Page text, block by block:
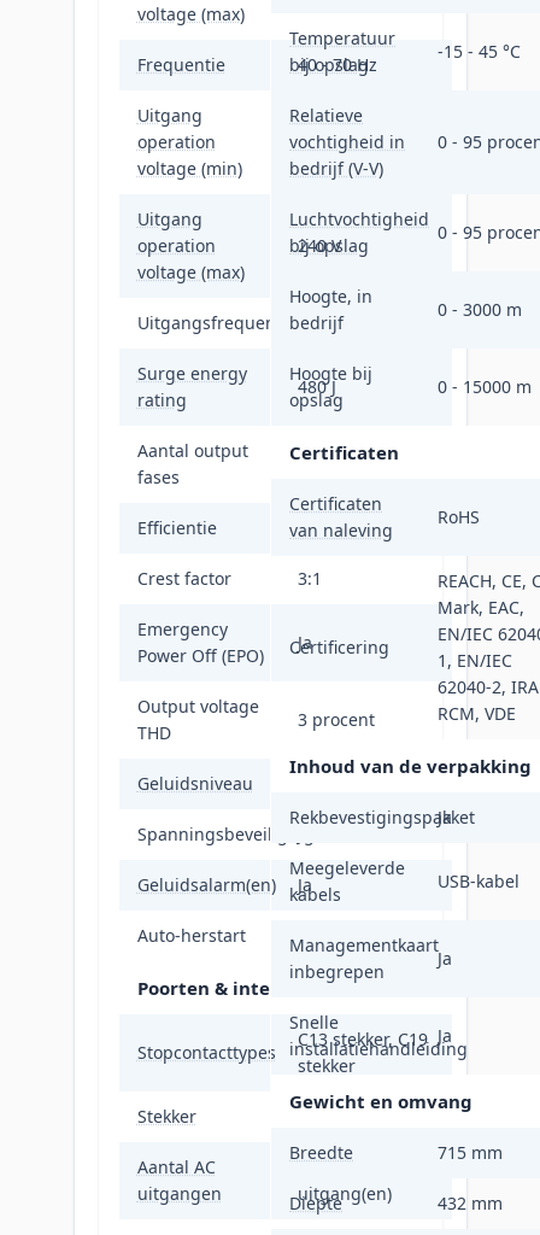
voltage (max)
Frequentie 40 - 70 Hz
Uitgang
operation
voltage (min)
220 V
Uitgang
operation
voltage (max)
240 V
Uitgangsfrequentieregeling
50/60 Hz
Surge energy
rating
480 J
Aantal output
fases
1
Efficientie 94,8 procent
Crest factor 3:1
Emergency
Power Off (EPO)
Ja
Output voltage
THD
3 procent
Geluidsniveau
Spanningsbeveiliging
Geluidsalarm(en) Ja
Auto-herstart Ja
Poorten & interfaces
Stopcontacttypes
C13 stekker, C19
stekker
Stekker Hardwire
Aantal AC
uitgangen
10 AC-
uitgang(en)
Temperatuur
bij opslag
-15 - 45 °C
Relatieve
vochtigheid in
bedrijf (V-V)
0 - 95
Luchtvochtigheid
bij opslag
0 - 95
Hoogte, in
bedrijf
0 - 3000 m
Hoogte bij
opslag
0 - 15000 m
Certificaten
Certificaten
van naleving
RoHS
Certificering
REACH, CE,
Mark, EAC,
EN/IEC
1, EN/IEC
62040-2,
RCM, VDE
Inhoud van de verpakking
Rekbevestigingspakket
Ja
Meegeleverde
kabels
USB-kabel
Managementkaart
inbegrepen
Ja
Snelle
installatiehandleiding
Ja
Gewicht en omvang
Breedte 715 mm
Diepte 432 mm